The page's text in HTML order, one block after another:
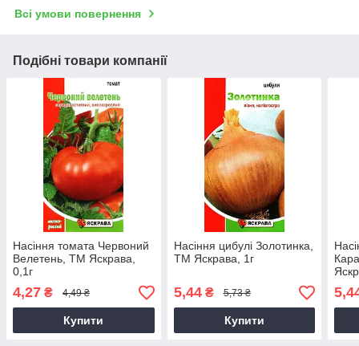
Всі умови повернення
Подібні товари компанії
Насіння томата Червоний
Велетень, ТМ Яскрава,
0,1г
4,27 ₴ 4,49 ₴
Купити
Насіння цибулі Золотинка,
ТМ Яскрава, 1г
5,44₴ 5,73 ₴
Купити